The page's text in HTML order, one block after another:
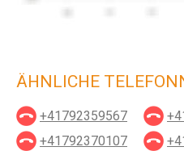
ÄHNLICHE
+41792359567
+41792370107